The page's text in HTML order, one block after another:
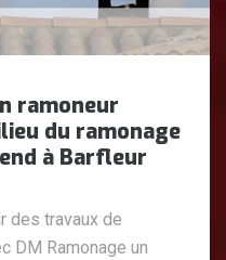
ramoneur
du ramonage
à Barfleur
des travaux de
DM Ramonage un